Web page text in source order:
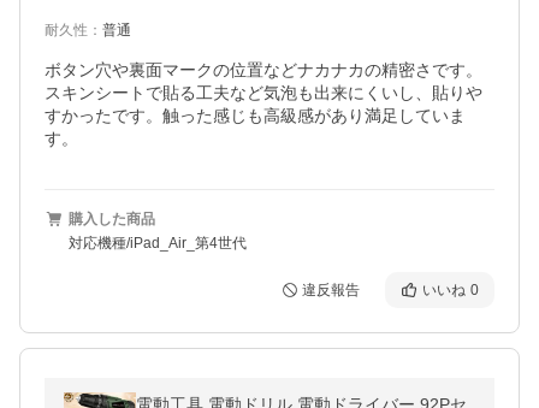
耐久性 ： 普通
ボタン穴や裏面マークの位置などナカナカの精密さです。
スキンシートで貼る工夫など気泡も出来にくいし、貼りや
すかったです。触った感じも高級感があり満足していま
す。
購入した商品
対応機種/iPad_Air_第4世代
違反報告 いいね 0